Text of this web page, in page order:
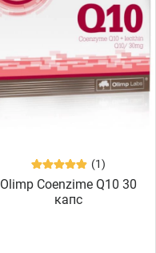
(1)
Olimp Coenzime Q10 30
капс